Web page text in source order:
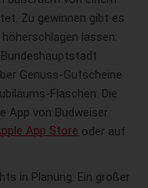
Zu gewinnen gibt es
lassen:
Genuss-Gutscheine
Flaschen. Die
App von Budweiser
App Store oder auf
in Planung: Ein großer